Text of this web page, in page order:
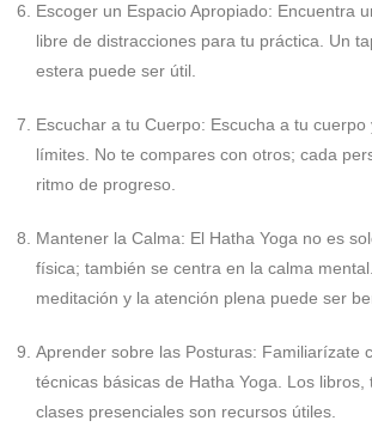
Escoger un Espacio Apropiado: Encuentra
libre de distracciones para tu práctica. Un
estera puede ser útil.
Escuchar a tu Cuerpo: Escucha a tu cuerpo
límites. No te compares con otros; cada
ritmo de progreso.
Mantener la Calma: El Hatha Yoga no es
física; también se centra en la calma
meditación y la atención plena puede ser
Aprender sobre las Posturas: Familiarízate
técnicas básicas de Hatha Yoga. Los
clases presenciales son recursos útiles.